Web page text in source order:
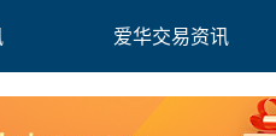
爱华交易资讯